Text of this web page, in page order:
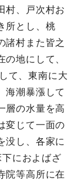
村、戸次村お
所とし、桃
諸村また皆之
地にして、
て、東南に大
海潮暴漲して
層の水量を高
変じて一面の
没し、各家に
におよばざ
院等高所に在